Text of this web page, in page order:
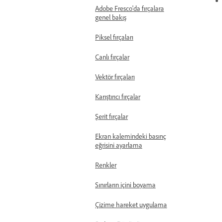
Adobe Fresco'da fırçalara
genel bakış
Piksel fırçaları
Canlı fırçalar
Vektör fırçaları
Karıştırıcı fırçalar
Şerit fırçalar
Ekran kalemindeki basınç
eğrisini ayarlama
Renkler
Sınırların içini boyama
Çizime hareket uygulama